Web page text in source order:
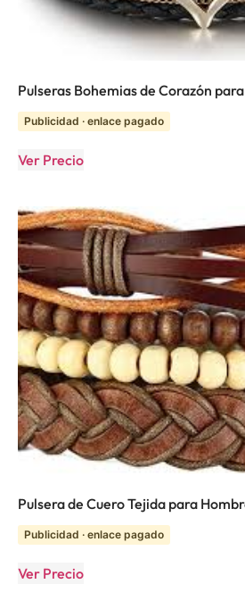
Pulseras Bohemias de Corazón
Publicidad · enlace pagado
Ver Precio
Pulsera de Cuero Tejida para
Publicidad · enlace pagado
Ver Precio